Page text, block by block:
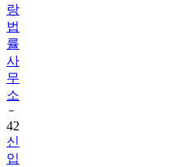
랑
법
률
사
무
소
42
신
입